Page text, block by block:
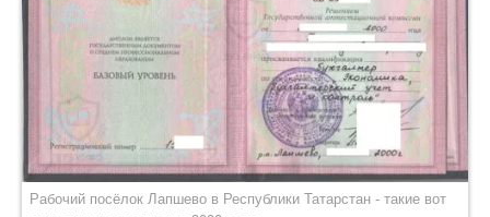
Рабочий посёлок Лапшево в Республики Татарстан - такие вот